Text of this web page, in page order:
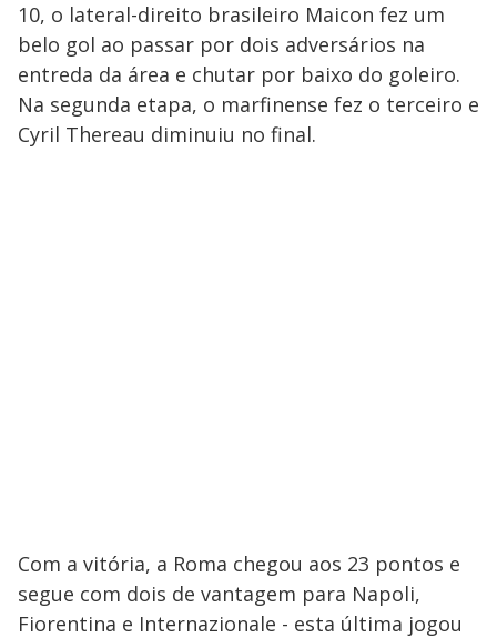
10, o lateral-direito brasileiro Maicon fez um
belo gol ao passar por dois adversários na
entreda da área e chutar por baixo do goleiro.
Na segunda etapa, o marfinense fez o terceiro e
Cyril Thereau diminuiu no final.
Com a vitória, a Roma chegou aos 23 pontos e
segue com dois de vantagem para Napoli,
Fiorentina e Internazionale - esta última jogou